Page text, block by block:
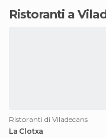
Ristoranti a
Ristoranti di Viladecans
La Clotxa